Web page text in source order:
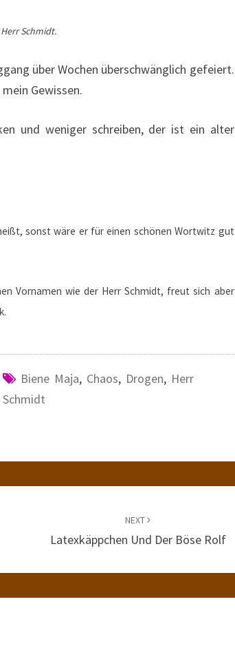
Schmidt.
über Wochen überschwänglich gefeiert.
Gewissen.
und weniger schreiben, der ist ein alter
sonst wäre er für einen schönen Wortwitz gut
Vornamen wie der Herr Schmidt, freut sich aber
Biene Maja, Chaos, Drogen, Herr
Schmidt
NEXT
Latexkäppchen Und Der Böse Rolf